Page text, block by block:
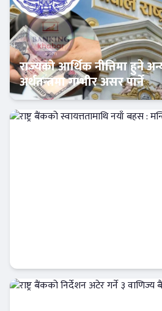
Banner News
राज्यको आर्थिक नीतिमा हुने
अर्थतन्त्रमा गम्भीर असर पार्ने
आजको विशेष